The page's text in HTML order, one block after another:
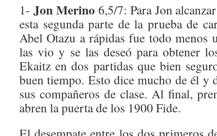
1- Jon Merino 6,5/7: Para Jon
esta segunda parte de la prueba de
Abel Otazu a rápidas fue todo menos
las vio y se las deseó para obtener
Ekaitz en dos partidas que bien
buen tiempo. Esto dice mucho de él y
sus compañeros de clase. Al final,
abren la puerta de los 1900 Fide.